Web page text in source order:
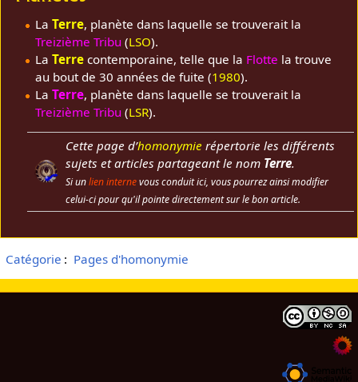
La Terre, planète dans laquelle se trouverait la
Treizième Tribu (LSO).
La Terrecontemporaine, telle que la Flotte la trouve
au bout de 30 années de fuite (1980).
La Terre, planète dans laquelle se trouverait la
Treizième Tribu (LSR).
Cette page d’homonymie répertorie les différents
sujets et articles partageant le nom Terre.
Si unlien internevous conduit ici, vous pourrez ainsi modifier
celui-ci pour qu'il pointe directement sur le bon article.
Catégorie : Pages d'homonymie